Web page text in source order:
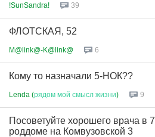
!SunSandra! 39
ФЛОТСКАЯ, 52
M@link@-K@link@ 6
Кому то назначали 5-НОК??
Lenda (рядом мой смысл жизни) 9
Посоветуйте хорошего врача в 7
роддоме на Комвузовской 3